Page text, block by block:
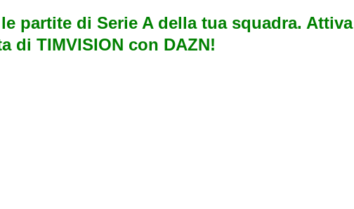
partite di Serie A della tua squadra. Attiva
di TIMVISION con DAZN!